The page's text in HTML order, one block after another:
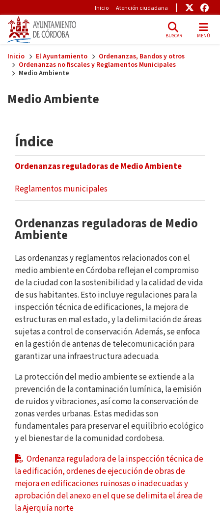
Pre-Header
Inicio Atención ciudadana Enlace
BUSCAR MENÚ
Inicio El Ayuntamiento
Ordenanzas, Bandos y otros
Ordenanzas no fiscales y Reglamentos Municipales
Medio Ambiente
Medio Ambiente
Índice
Ordenanzas reguladoras de Medio Ambiente
Reglamentos municipales
Ordenanzas reguladoras de Medio
Ambiente
Las ordenanzas y reglamentos relacionados con el
medio ambiente en Córdoba reflejan el compromiso
de la ciudad con la sostenibilidad y la calidad de vida
de sus habitantes. Esto incluye regulaciones para la
inspección técnica de edificaciones, la mejora de
estructuras en mal estado, y la delimitación de áreas
sujetas a control de conservación. Además, se enfoca
en la gestión de antenas de telecomunicación para
garantizar una infraestructura adecuada.
La protección del medio ambiente se extiende a la
prevención de la contaminación lumínica, la emisión
de ruidos y vibraciones, así como la conservación de
zonas verdes urbanas. Estas medidas son
fundamentales para preservar el equilibrio ecológico
y el bienestar de la comunidad cordobesa.
Ordenanza reguladora de la inspección técnica de
la edificación, ordenes de ejecución de obras de
mejora en edificaciones ruinosas o inadecuadas y
aprobación del anexo en el que se delimita el área de
la Ajerquía norte